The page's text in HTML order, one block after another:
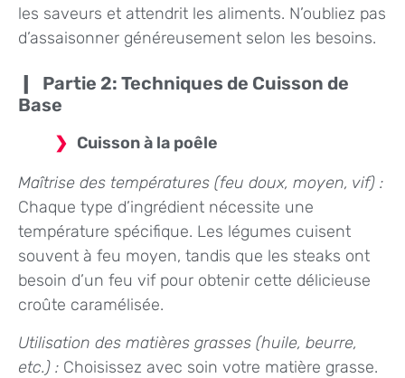
les saveurs et attendrit les aliments. N’oubliez pas
d’assaisonner généreusement selon les besoins.
Partie 2: Techniques de Cuisson de
Base
Cuisson à la poêle
Maîtrise des températures (feu doux, moyen, vif) :
Chaque type d’ingrédient nécessite une
température spécifique. Les légumes cuisent
souvent à feu moyen, tandis que les steaks ont
besoin d’un feu vif pour obtenir cette délicieuse
croûte caramélisée.
Utilisation des matières grasses (huile, beurre,
etc.) : Choisissez avec soin votre matière grasse.